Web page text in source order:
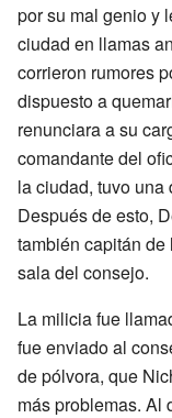
por su mal genio y
ciudad en llamas
corrieron rumores
dispuesto a
renunciara a su
comandante del
la ciudad, tuvo
Después de esto,
también capitán
sala del consejo.
La milicia fue
fue enviado al
de pólvora, que
más problemas. Al